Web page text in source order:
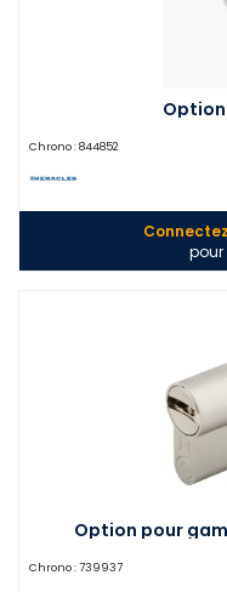
Chrono : 844852
pour
Option pour
Chrono : 739937